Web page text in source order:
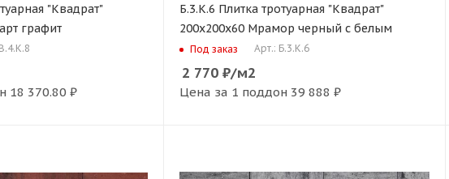
"Квадрат"
графит
18 370.80 ₽
Б.3.К.6 Плитка тротуарная "Квадрат"
200х200х60 Мрамор черный с белым
Под заказ Арт.: Б.3.К.6
2 770 ₽/м2
Цена за 1 поддон 39 888 ₽